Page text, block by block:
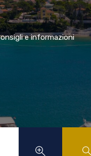
Consigli e
e informazioni